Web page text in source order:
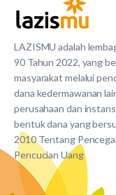
LAZISMU adalah
90 Tahun 2022, yang
masyarakat melalui
dana kedermawanan
perusahaan dan
bentuk dana yang
2010 Tentang
Pencucian Uang